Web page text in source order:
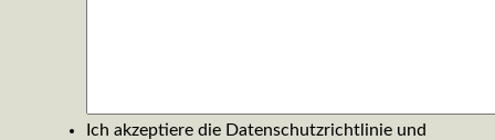
Ich akzeptiere die Datenschutzrichtlinie und